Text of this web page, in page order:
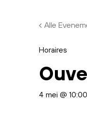
Alle
Horaires
4 mei @ 10:00